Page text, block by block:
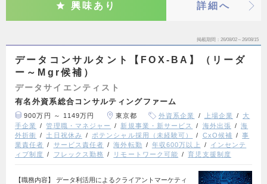
興味あり 詳細へ
掲載期間 26/08/02～26/08/15
データコンサルタント【FOX-BA】（リーダ
ー～Mgr候補）
データサイエンティスト
有名外資系総合コンサルティングファーム
900万円 ～ 1149万円 東京都 外資系企業 上場企業
大
手企業
管理職・マネジャー 新規事業・新サービス 海外出張
海
外折衝
土日祝休み ポテンシャル採用（未経験可） CxO候補
事
業責任者
サービス責任者 海外転勤 年収600万以上
インセンテ
ィブ制度
フレックス勤務 リモートワーク可能 育児支援制度
【職務内容】​ データ利活用によるクライアントマーケティ